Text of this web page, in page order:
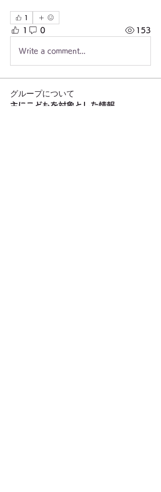
1
1 0 153
Write a comment...
グループについて
主にこどもを対象とした情報